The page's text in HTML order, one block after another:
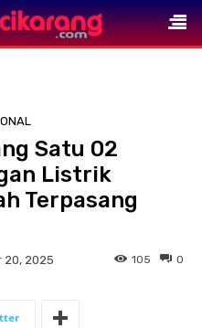
Satu 02
Listrik
Terpasang
20, 2025 0
105